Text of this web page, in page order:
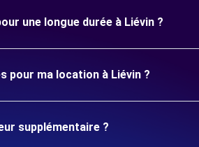
une longue durée à Liévin ?
pour ma location à Liévin ?
supplémentaire ?